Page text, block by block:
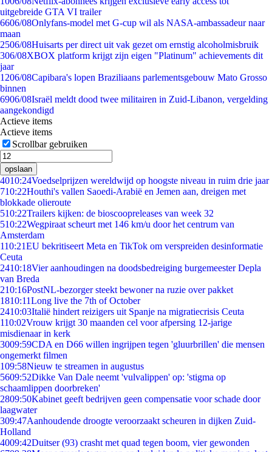
uitgebreide GTA VI trailer
6606/08Onlyfans-model met G-cup wil als NASA-ambassadeur naar
maan
2506/08Huisarts per direct uit vak gezet om ernstig alcoholmisbruik
306/08XBOX platform krijgt zijn eigen "Platinum" achievements dit
jaar
1206/08Capibara's lopen Braziliaans parlementsgebouw Mato Grosso
binnen
6906/08Israël meldt dood twee militairen in Zuid-Libanon, vergelding
aangekondigd
Actieve items
Actieve items
Scrollbar gebruiken
opslaan
4010:24Voedselprijzen wereldwijd op hoogste niveau in ruim drie jaar
710:22Houthi's vallen Saoedi-Arabië en Jemen aan, dreigen met
blokkade olieroute
510:22Trailers kijken: de bioscoopreleases van week 32
510:22Wegpiraat scheurt met 146 km/u door het centrum van
Amsterdam
110:21EU bekritiseert Meta en TikTok om verspreiden desinformatie
Ceuta
2410:18Vier aanhoudingen na doodsbedreiging burgemeester Depla
van Breda
210:16PostNL-bezorger steekt bewoner na ruzie over pakket
1810:11Long live the 7th of October
2410:03Italië hindert reizigers uit Spanje na migratiecrisis Ceuta
110:02Vrouw krijgt 30 maanden cel voor afpersing 12-jarige
misdienaar in kerk
3009:59CDA en D66 willen ingrijpen tegen 'gluurbrillen' die mensen
ongemerkt filmen
109:58Nieuw te streamen in augustus
5609:52Dikke Van Dale neemt 'vulvalippen' op: 'stigma op
schaamlippen doorbreken'
2809:50Kabinet geeft bedrijven geen compensatie voor schade door
laagwater
309:47Aanhoudende droogte veroorzaakt scheuren in dijken Zuid-
Holland
4009:42Duitser (93) crasht met quad tegen boom, vier gewonden